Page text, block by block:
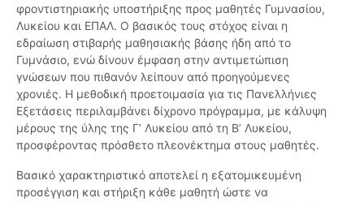
φροντιστηριακής υποστήριξης προς μαθητές Γυμνασίου,
Λυκείου και ΕΠΑΛ. Ο βασικός τους στόχος είναι η
εδραίωση στιβαρής μαθησιακής βάσης ήδη από το
Γυμνάσιο, ενώ δίνουν έμφαση στην αντιμετώπιση
γνώσεων που πιθανόν λείπουν από προηγούμενες
χρονιές. Η μεθοδική προετοιμασία για τις Πανελλήνιες
Εξετάσεις περιλαμβάνει δίχρονο πρόγραμμα, με κάλυψη
μέρους της ύλης της Γ’ Λυκείου από τη Β’ Λυκείου,
προσφέροντας πρόσθετο πλεονέκτημα στους μαθητές.
Βασικό χαρακτηριστικό αποτελεί η εξατομικευμένη
προσέγγιση και στήριξη κάθε μαθητή ώστε να